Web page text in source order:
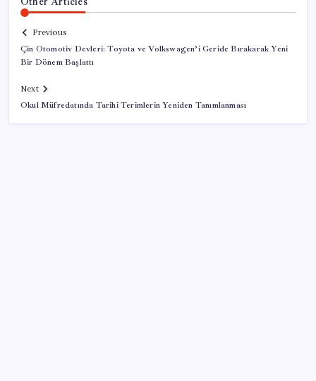
Previous
Çin Otomotiv Devleri: Toyota ve Volkswagen’i Geride Bırakarak Yeni
Bir Dönem Başlattı
Next
Okul Müfredatında Tarihi Terimlerin Yeniden Tanımlanması